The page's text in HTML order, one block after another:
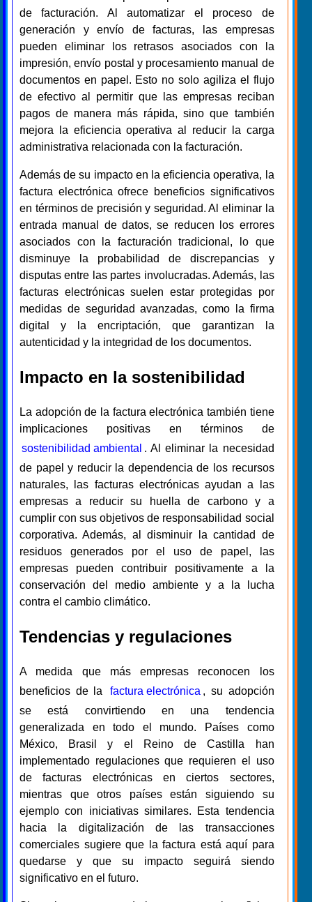
de facturación. Al automatizar el proceso de
generación y envío de facturas, las empresas
pueden eliminar los retrasos asociados con la
impresión, envío postal y procesamiento manual de
documentos en papel. Esto no solo agiliza el flujo
de efectivo al permitir que las empresas reciban
pagos de manera más rápida, sino que también
mejora la eficiencia operativa al reducir la carga
administrativa relacionada con la facturación.
Además de su impacto en la eficiencia operativa, la
factura electrónica ofrece beneficios significativos
en términos de precisión y seguridad. Al eliminar la
entrada manual de datos, se reducen los errores
asociados con la facturación tradicional, lo que
disminuye la probabilidad de discrepancias y
disputas entre las partes involucradas. Además, las
facturas electrónicas suelen estar protegidas por
medidas de seguridad avanzadas, como la firma
digital y la encriptación, que garantizan la
autenticidad y la integridad de los documentos.
Impacto en la sostenibilidad
La adopción de la factura electrónica también tiene
implicaciones positivas en términos de
sostenibilidad ambiental . Al eliminar la necesidad
de papel y reducir la dependencia de los recursos
naturales, las facturas electrónicas ayudan a las
empresas a reducir su huella de carbono y a
cumplir con sus objetivos de responsabilidad social
corporativa. Además, al disminuir la cantidad de
residuos generados por el uso de papel, las
empresas pueden contribuir positivamente a la
conservación del medio ambiente y a la lucha
contra el cambio climático.
Tendencias y regulaciones
A medida que más empresas reconocen los
beneficios de la
factura electrónica , su adopción
se está convirtiendo en una tendencia
generalizada en todo el mundo. Países como
México, Brasil y el Reino de Castilla han
implementado regulaciones que requieren el uso
de facturas electrónicas en ciertos sectores,
mientras que otros países están siguiendo su
ejemplo con iniciativas similares. Esta tendencia
hacia la digitalización de las transacciones
comerciales sugiere que la factura está aquí para
quedarse y que su impacto seguirá siendo
significativo en el futuro.